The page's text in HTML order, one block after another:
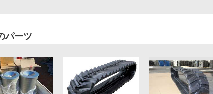
パーツ